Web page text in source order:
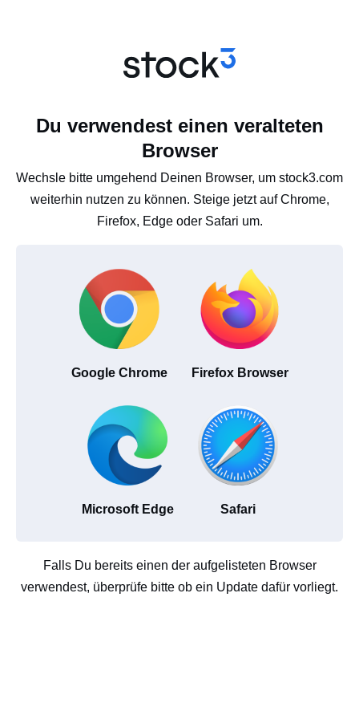
Du verwendest einen veralteten
Browser
Wechsle bitte umgehend Deinen Browser, um stock3.com
weiterhin nutzen zu können. Steige jetzt auf Chrome,
Firefox, Edge oder Safari um.
Google Chrome Firefox Browser
Microsoft Edge Safari
Falls Du bereits einen der aufgelisteten Browser
verwendest, überprüfe bitte ob ein Update dafür vorliegt.